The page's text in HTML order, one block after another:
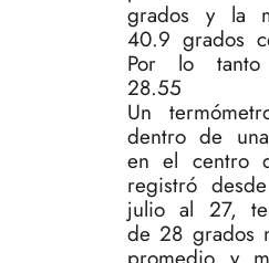
grados y la
40.9 grados
Por lo tanto
28.55
Un
dentro de
en el centro
registró
julio al 27,
de 28 grados